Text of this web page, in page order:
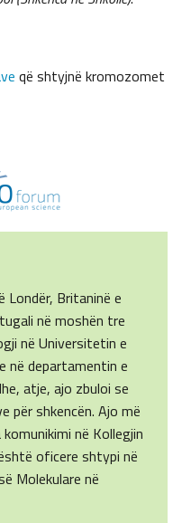
që shtyjnë kromozomet
Londër, Britaninë e
në moshën tre
në Universitetin e
në departamentin e
atje, ajo zbuloi se
për shkencën. Ajo më
në Kollegjin
oficere shtypi në
Molekulare në